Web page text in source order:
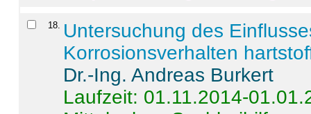
18
Untersuchung des
Korrosionsverhalten
Dr.-Ing. Andreas Burkert
Laufzeit: 01.11.2014-